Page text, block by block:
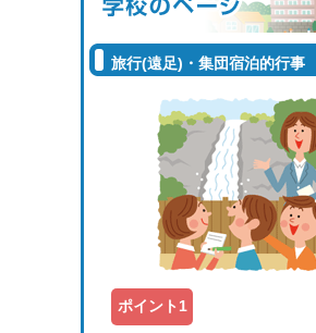
旅行(遠足)・集団宿泊的行事
ポイント1